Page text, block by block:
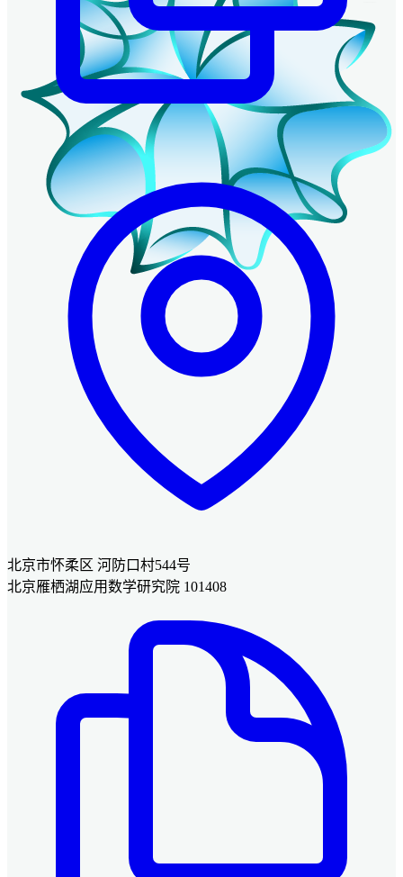
北京市怀柔区 河防口村544号
北京雁栖湖应用数学研究院 101408